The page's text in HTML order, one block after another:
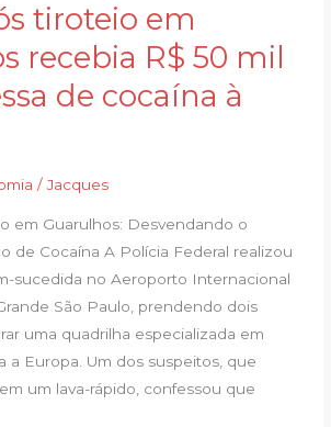
tiroteio em
recebia R$ 50 mil
de cocaína à
/Jacques
em Guarulhos: Desvendando o
de Cocaína A Polícia Federal realizou
sucedida no Aeroporto Internacional
São Paulo, prendendo dois
uma quadrilha especializada em
a Europa. Um dos suspeitos, que
um lava-rápido, confessou que